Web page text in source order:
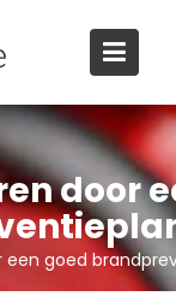
door
een goed